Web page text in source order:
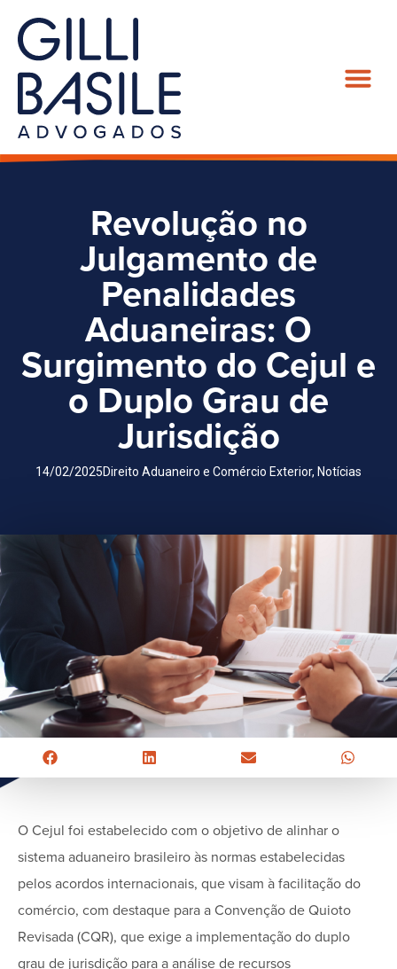
Revolução no
Julgamento de
Penalidades
Aduaneiras: O
Surgimento do Cejul e
o Duplo Grau de
Jurisdição
14/02/2025Direito Aduaneiro e Comércio Exterior, Notícias
O Cejul foi estabelecido com o objetivo de alinhar o
sistema aduaneiro brasileiro às normas estabelecidas
pelos acordos internacionais, que visam à facilitação do
comércio, com destaque para a Convenção de Quioto
Revisada (CQR), que exige a implementação do duplo
grau de jurisdição para a análise de recursos